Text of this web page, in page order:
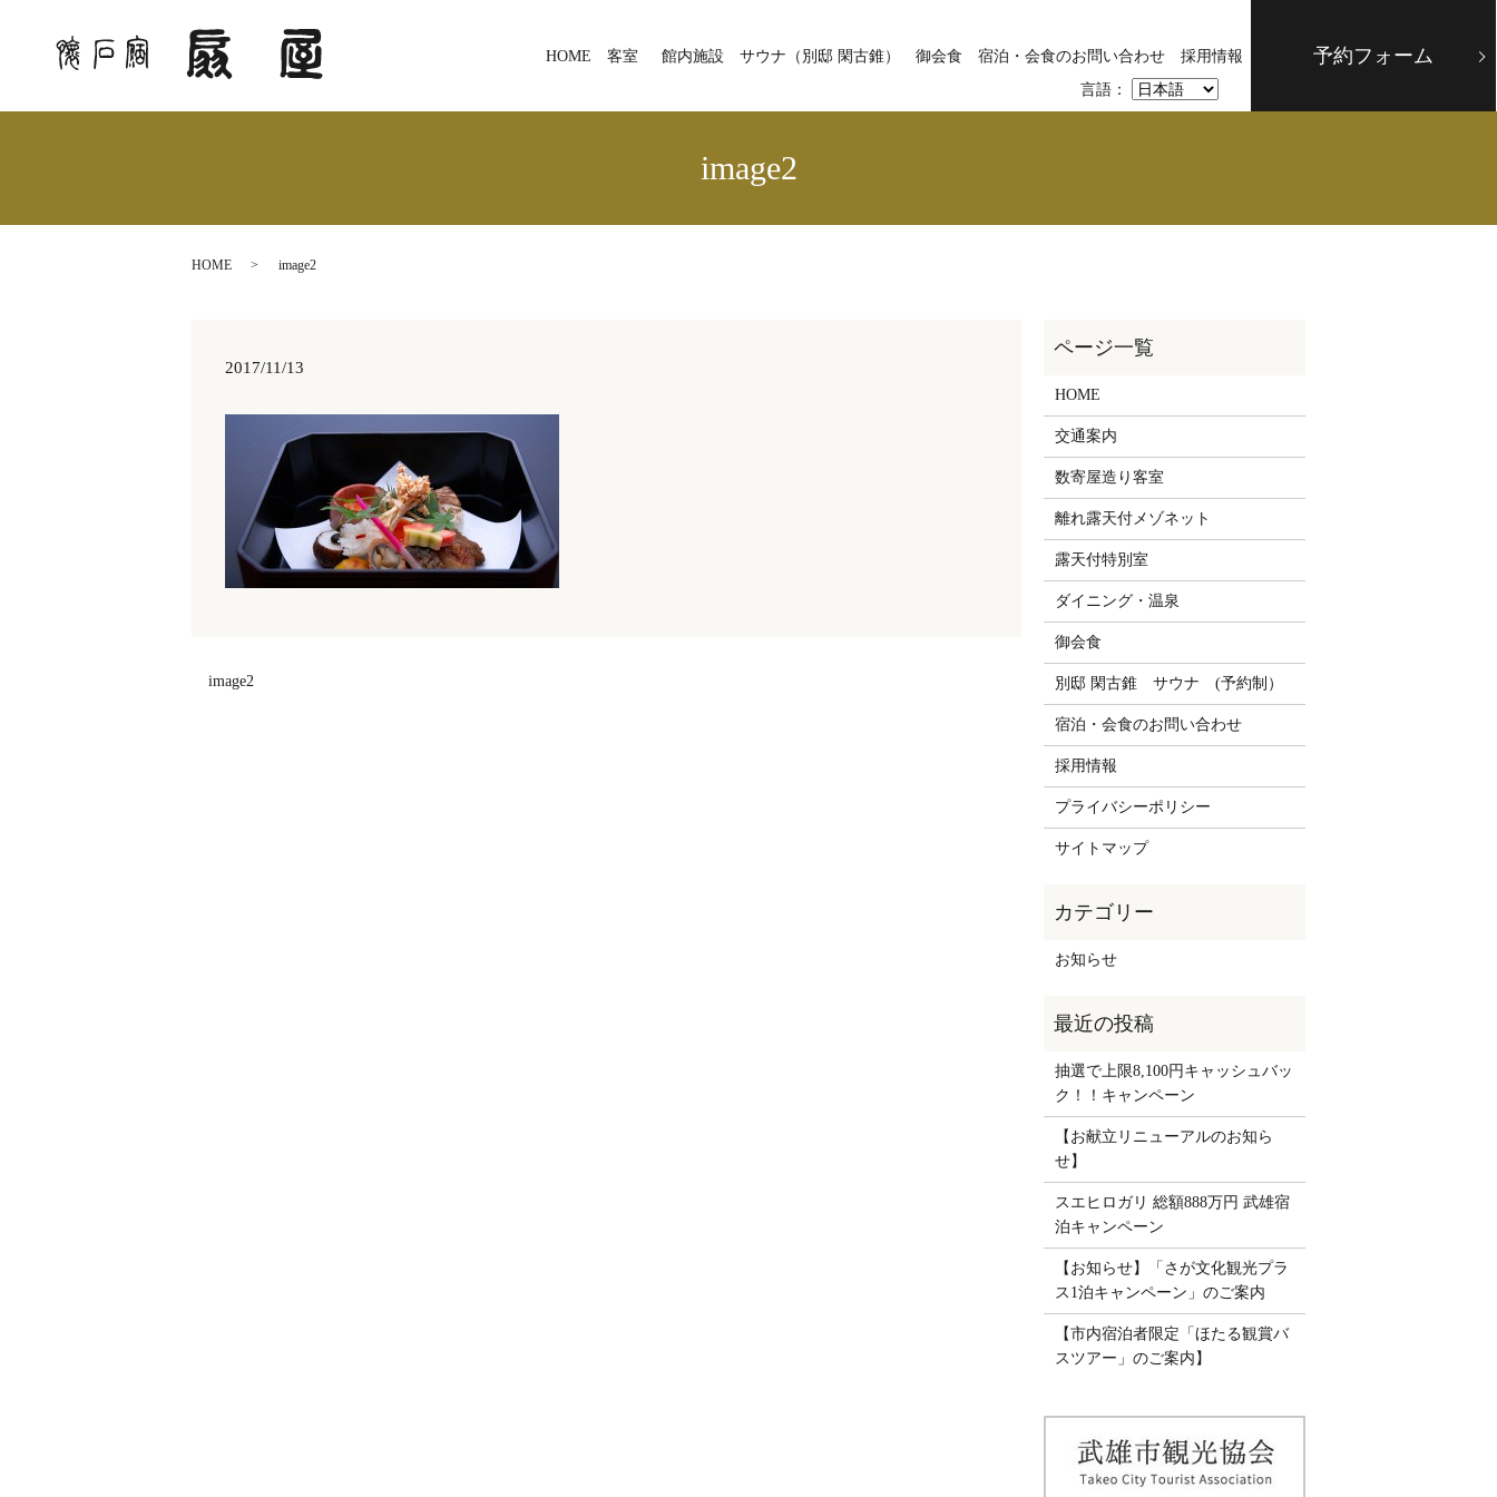
言語：
HOME 客室 館内施設 サウナ（別邸 閑古錐） 御会食 宿泊・会食のお問い合わせ 採用情報 予約フォーム
image2
HOME image2
2017/11/13
image2
HOME
交通案内
数寄屋造り客室
離れ露天付メゾネット
露天付特別室
ダイニング・温泉
御会食
別邸 閑古錐 サウナ (予約制）
宿泊・会食のお問い合わせ
採用情報
プライバシーポリシー
サイトマップ
お知らせ
抽選で上限8,100円キャッシュバッ
ク！！キャンペーン
【お献立リニューアルのお知ら
せ】
スエヒロガリ 総額888万円 武雄宿
泊キャンペーン
【お知らせ】「さが文化観光プラ
ス1泊キャンペーン」のご案内
【市内宿泊者限定「ほたる観賞バ
スツアー」のご案内】